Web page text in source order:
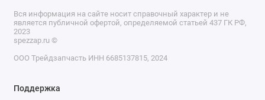
Вся информация на сайте носит справочный характер и не
является публичной офертой, определяемой статьей 437 ГК РФ,
2023
spezzap.ru ©️
ООО Трейдзапчасть ИНН 6685137815, 2024
Поддержка